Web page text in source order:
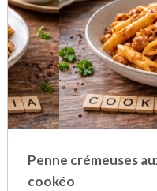
Penne crémeuses
cookéo